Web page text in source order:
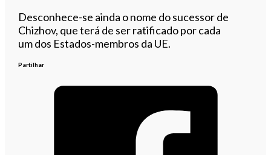
Desconhece-se ainda o nome do sucessor de
Chizhov, que terá de ser ratificado por cada
um dos Estados-membros da UE.
Partilhar